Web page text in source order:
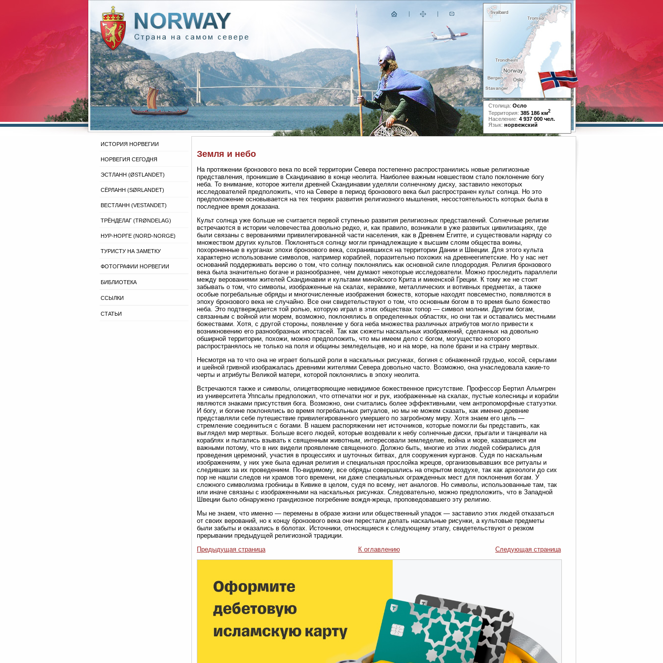
Столица: Осло
Территория: 385 186 км2
Население: 4 937 000 чел.
Язык: норвежский
ИСТОРИЯ НОРВЕГИИ
НОРВЕГИЯ СЕГОДНЯ
ЭСТЛАНН (ØSTLANDET)
СЁРЛАНН (SØRLANDET)
ВЕСТЛАНН (VESTANDET)
ТРЁНДЕЛАГ (TRØNDELAG)
НУР-НОРГЕ (NORD-NORGE)
ТУРИСТУ НА ЗАМЕТКУ
ФОТОГРАФИИ НОРВЕГИИ
БИБЛИОТЕКА
ССЫЛКИ
СТАТЬИ
Земля и небо
На протяжении бронзового века по всей территории Севера постепенно распространились новые религиозные
представления, проникшие в Скандинавию в конце неолита. Наиболее важным новшеством стало поклонение богу
неба. То внимание, которое жители древней Скандинавии уделяли солнечному диску, заставило некоторых
исследователей предположить, что на Севере в период бронзового века был распространен культ солнца. Но это
предположение основывается на тех теориях развития религиозного мышления, несостоятельность которых была в
последнее время доказана.
Культ солнца уже больше не считается первой ступенью развития религиозных представлений. Солнечные религии
встречаются в истории человечества довольно редко, и, как правило, возникали в уже развитых цивилизациях, где
были связаны с верованиями привилегированной части населения, как в Древнем Египте, и существовали наряду со
множеством других культов. Поклоняться солнцу могли принадлежащие к высшим слоям общества воины,
похороненные в курганах эпохи бронзового века, сохранившихся на территории Дании и Швеции. Для этого культа
характерно использование символов, например кораблей, поразительно похожих на древнеегипетские. Но у нас нет
оснований поддерживать версию о том, что солнцу поклонялись как основной силе плодородия. Религия бронзового
века была значительно богаче и разнообразнее, чем думают некоторые исследователи. Можно проследить параллели
между верованиями жителей Скандинавии и культами минойского Крита и микенской Греции. К тому же не стоит
забывать о том, что символы, изображенные на скалах, керамике, металлических и вотивных предметах, а также
особые погребальные обряды и многочисленные изображения божеств, которые находят повсеместно, появляются в
эпоху бронзового века не случайно. Все они свидетельствуют о том, что основным богом в то время было божество
неба. Это подтверждается той ролью, которую играл в этих обществах топор — символ молнии. Другим богам,
связанным с войной или морем, возможно, поклонялись в определенных областях, но они так и оставались местными
божествами. Хотя, с другой стороны, появление у бога неба множества различных атрибутов могло привести к
возникновению его разнообразных ипостасей. Так как сюжеты наскальных изображений, сделанных на довольно
обширной территории, похожи, можно предположить, что мы имеем дело с богом, могущество которого
распространялось не только на поля и общины земледельцев, но и на море, на поле брани и на страну мертвых.
Несмотря на то что она не играет большой роли в наскальных рисунках, богиня с обнаженной грудью, косой, серьгами
и шейной гривной изображалась древними жителями Севера довольно часто. Возможно, она унаследовала какие-то
черты и атрибуты Великой матери, которой поклонялись в эпоху неолита.
Встречаются также и символы, олицетворяющие невидимое божественное присутствие. Профессор Бертил Альмгрен
из университета Уппсалы предположил, что отпечатки ног и рук, изображенные на скалах, пустые колесницы и корабли
являются знаками присутствия бога. Возможно, они считались более эффективными, чем антропоморфные статуэтки.
И богу, и богине поклонялись во время погребальных ритуалов, но мы не можем сказать, как именно древние
представляли себе путешествие привилегированного умершего по загробному миру. Хотя знаем его цель —
стремление соединиться с богами. В нашем распоряжении нет источников, которые помогли бы представить, как
выглядел мир мертвых. Больше всего людей, которые воздевали к небу солнечные диски, прыгали и танцевали на
кораблях и пытались взывать к священным животным, интересовали земледелие, война и море, казавшиеся им
важными потому, что в них видели проявление священного. Должно быть, многие из этих людей собирались для
проведения церемоний, участия в процессиях и шуточных битвах, для сооружения курганов. Судя по наскальным
изображениям, у них уже была единая религия и специальная прослойка жрецов, организовывавших все ритуалы и
следивших за их проведением. По-видимому, все обряды совершались на открытом воздухе, так как археологи до сих
пор не нашли следов ни храмов того времени, ни даже специальных огражденных мест для поклонения богам. У
сложного символизма гробницы в Кивике в целом, судя по всему, нет аналогов. Но символы, использованные там, так
или иначе связаны с изображенными на наскальных рисунках. Следовательно, можно предположить, что в Западной
Швеции было обнаружено грандиозное погребение вождя-жреца, проповедовавшего эту религию.
Мы не знаем, что именно — перемены в образе жизни или общественный упадок — заставило этих людей отказаться
от своих верований, но к концу бронзового века они перестали делать наскальные рисунки, а культовые предметы
были забыты и оказались в болотах. Источники, относящиеся к следующему этапу, свидетельствуют о резком
прерывании предыдущей религиозной традиции.
Предыдущая страница
К оглавлению Следующая страница